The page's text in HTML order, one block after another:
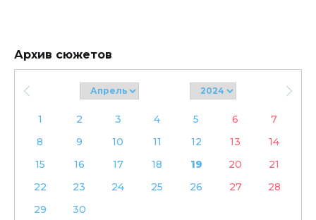
Архив сюжетов
1 2 3 4 5 6
7
8
9 10 11 12 13
14
15
16 17 18 19 20
21
22
23 24 25 26 27
28
29
30